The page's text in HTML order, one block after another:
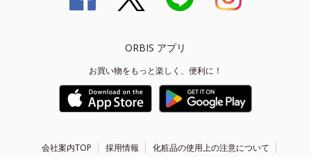
ORBIS アプリ
お買い物をもっと楽しく、便利に！
会社案内TOP 採用情報 化粧品の使用上の注意について